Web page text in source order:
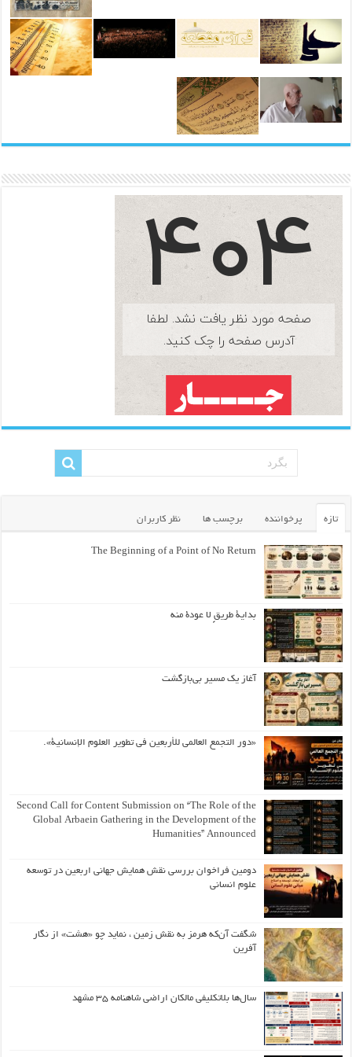
تازه پرخواننده برچسب ها نظر کاربران
The Beginning of a Point of No Return
بداية طريقٍ لا عودة منه
آغاز یک مسیر بی‌بازگشت
«دور التجمع العالمي للأربعين في تطوير العلوم الإنسانية».
Second Call for Content Submission on “The Role of the
Global Arbaein Gathering in the Development of the
Humanities” Announced
دومین فراخوان بررسی نقش همایش جهانی اربعین در توسعه
علوم انسانی
شگفت آن‌که هرمز به نقش زمین ، نماید چو «هشت» از نگار
آفرین
سال‌ها بلاتکلیفی مالکان اراضی شاهنامه ۳۵ مشهد